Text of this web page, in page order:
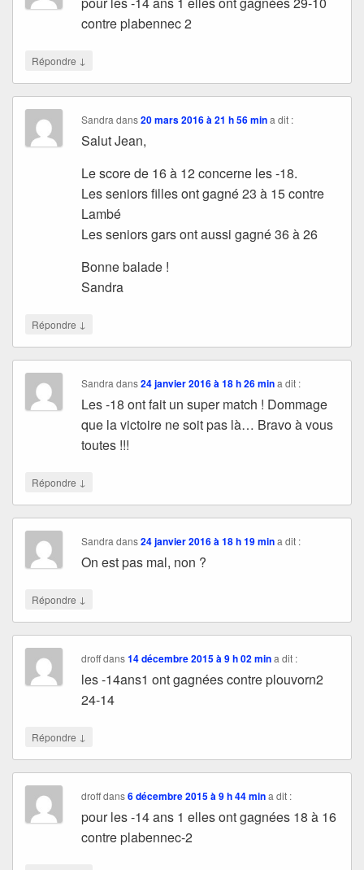
contre plabennec 2
Répondre ↓
Sandra dans20 mars 2016 à 21 h 56 min a dit :
Salut Jean,
Le score de 16 à 12 concerne les -18.
Les seniors filles ont gagné 23 à 15 contre
Lambé
Les seniors gars ont aussi gagné 36 à 26
Bonne balade !
Sandra
Répondre ↓
Sandra dans24 janvier 2016 à 18 h 26 min a dit :
Les -18 ont fait un super match ! Dommage
que la victoire ne soit pas là… Bravo à vous
toutes !!!
Répondre ↓
Sandra dans24 janvier 2016 à 18 h 19 min a dit :
On est pas mal, non ?
Répondre ↓
droffdans14 décembre 2015 à 9 h 02 min a dit :
les -14ans1 ont gagnées contre plouvorn2
24-14
Répondre ↓
droffdans6 décembre 2015 à 9 h 44 min a dit :
pour les -14 ans 1 elles ont gagnées 18 à 16
contre plabennec-2